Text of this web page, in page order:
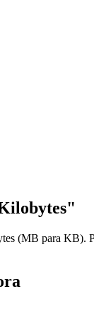
(MB para KB).